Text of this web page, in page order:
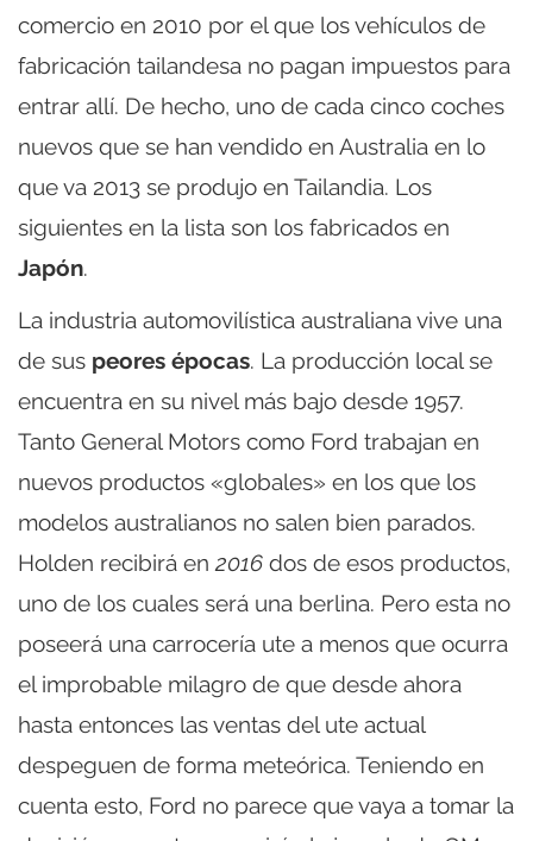
comercio en 2010 por el que los vehículos de
fabricación tailandesa no pagan impuestos para
entrar allí. De hecho, uno de cada cinco coches
nuevos que se han vendido en Australia en lo
que va 2013 se produjo en Tailandia. Los
siguientes en la lista son los fabricados en
Japón.
La industria automovilística australiana vive una
de sus peores épocas. La producción local se
encuentra en su nivel más bajo desde 1957.
Tanto General Motors como Ford trabajan en
nuevos productos «globales» en los que los
modelos australianos no salen bien parados.
Holden recibirá en 2016 dos de esos productos,
uno de los cuales será una berlina. Pero esta no
poseerá una carrocería ute a menos que ocurra
el improbable milagro de que desde ahora
hasta entonces las ventas del ute actual
despeguen de forma meteórica. Teniendo en
cuenta esto, Ford no parece que vaya a tomar la